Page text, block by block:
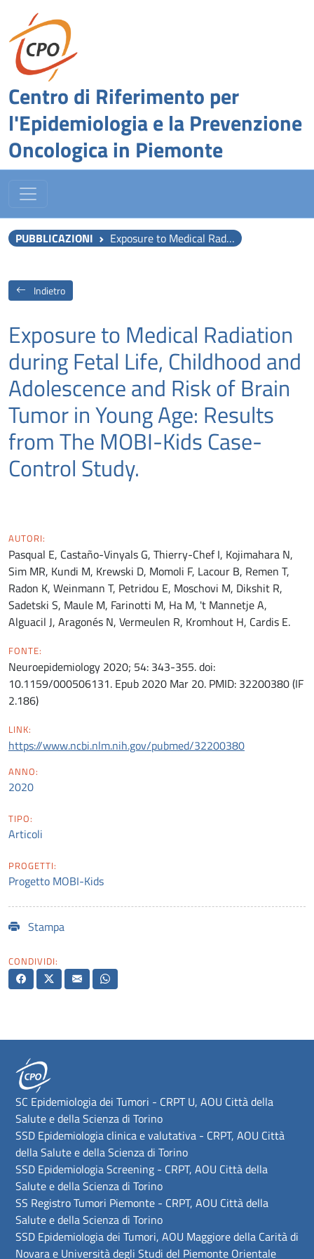
Centro di Riferimento per
l'Epidemiologia e la Prevenzione
Oncologica in Piemonte
PUBBLICAZIONI Exposure to Medical Radiation during Fetal Life, Childhood and Adolescence and Risk of Brain Tumor in Young Age: Results from The MOBI-Kids Case-Control Study.
Indietro
Exposure to Medical Radiation
during Fetal Life, Childhood and
Adolescence and Risk of Brain
Tumor in Young Age: Results
from The MOBI-Kids Case-
Control Study.
AUTORI:
Pasqual E, Castaño-Vinyals G, Thierry-Chef I, Kojimahara N,
Sim MR, Kundi M, Krewski D, Momoli F, Lacour B, Remen T,
Radon K, Weinmann T, Petridou E, Moschovi M, Dikshit R,
Sadetski S, Maule M, Farinotti M, Ha M, 't Mannetje A,
Alguacil J, Aragonés N, Vermeulen R, Kromhout H, Cardis E.
FONTE:
Neuroepidemiology 2020; 54: 343-355. doi:
10.1159/000506131. Epub 2020 Mar 20. PMID: 32200380 (IF
2.186)
LINK:
https://www.ncbi.nlm.nih.gov/pubmed/32200380
ANNO:
2020
TIPO:
Articoli
PROGETTI:
Progetto MOBI-Kids
Stampa
CONDIVIDI:
SC Epidemiologia dei Tumori - CRPT U, AOU Città della
Salute e della Scienza di Torino
SSD Epidemiologia clinica e valutativa - CRPT, AOU Città
della Salute e della Scienza di Torino
SSD Epidemiologia Screening - CRPT, AOU Città della
Salute e della Scienza di Torino
SS Registro Tumori Piemonte - CRPT, AOU Città della
Salute e della Scienza di Torino
SSD Epidemiologia dei Tumori, AOU Maggiore della Carità di
Novara e Università degli Studi del Piemonte Orientale